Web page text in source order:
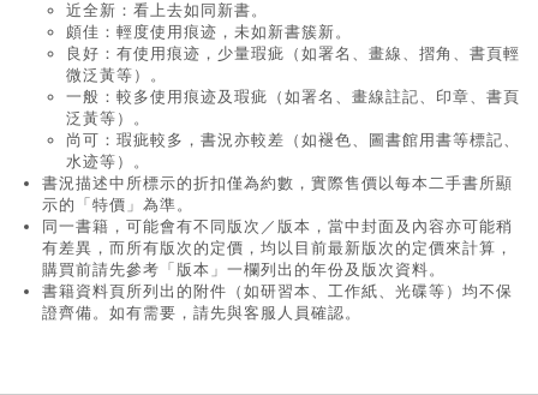
近全新：看上去如同新書。
頗佳：輕度使用痕迹，未如新書簇新。
良好：有使用痕迹，少量瑕疵（如署名、畫線、摺角、書頁輕
微泛黃等）。
一般：較多使用痕迹及瑕疵（如署名、畫線註記、印章、書頁
泛黃等）。
尚可：瑕疵較多，書況亦較差（如褪色、圖書館用書等標記、
水迹等）。
書況描述中所標示的折扣僅為約數，實際售價以每本二手書所顯
示的「特價」為準。
同一書籍，可能會有不同版次／版本，當中封面及內容亦可能稍
有差異，而所有版次的定價，均以目前最新版次的定價來計算，
購買前請先參考「版本」一欄列出的年份及版次資料。
書籍資料頁所列出的附件（如研習本、工作紙、光碟等）均不保
證齊備。如有需要，請先與客服人員確認。